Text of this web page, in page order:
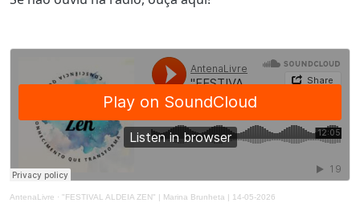
AntenaLivre · "FESTIVAL ALDEIA ZEN" | Marina Brunheta | 14-05-2026